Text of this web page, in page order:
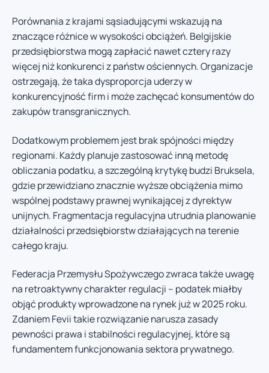
Porównania z krajami sąsiadującymi wskazują na
znaczące różnice w wysokości obciążeń. Belgijskie
przedsiębiorstwa mogą zapłacić nawet cztery razy
więcej niż konkurenci z państw ościennych. Organizacje
ostrzegają, że taka dysproporcja uderzy w
konkurencyjność firm i może zachęcać konsumentów do
zakupów transgranicznych.
Dodatkowym problemem jest brak spójności między
regionami. Każdy planuje zastosować inną metodę
obliczania podatku, a szczególną krytykę budzi Bruksela,
gdzie przewidziano znacznie wyższe obciążenia mimo
wspólnej podstawy prawnej wynikającej z dyrektyw
unijnych. Fragmentacja regulacyjna utrudnia planowanie
działalności przedsiębiorstw działających na terenie
całego kraju.
Federacja Przemysłu Spożywczego zwraca także uwagę
na retroaktywny charakter regulacji – podatek miałby
objąć produkty wprowadzone na rynek już w 2025 roku.
Zdaniem Fevii takie rozwiązanie narusza zasady
pewności prawa i stabilności regulacyjnej, które są
fundamentem funkcjonowania sektora prywatnego.